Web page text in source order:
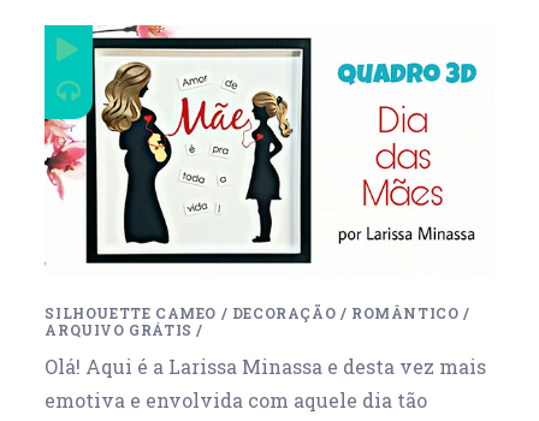
SILHOUETTE CAMEO / DECORAÇÃO / ROMÂNTICO /
ARQUIVO GRÁTIS /
Olá! Aqui é a Larissa Minassa e desta vez mais
emotiva e envolvida com aquele dia tão